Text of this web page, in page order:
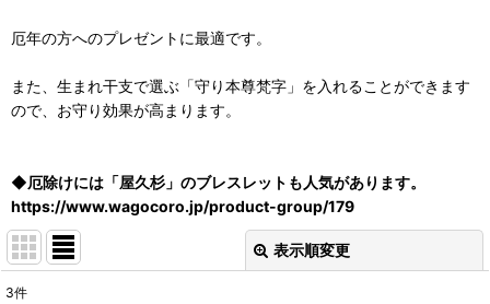
厄年の方へのプレゼントに最適です。
また、生まれ干支で選ぶ「守り本尊梵字」を入れることができます
ので、お守り効果が高まります。
◆厄除けには「屋久杉」のブレスレットも人気があります。
https://www.wagocoro.jp/product-group/179
表示順変更
3件